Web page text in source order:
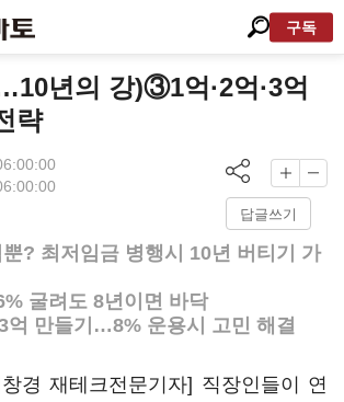
구독
년의 강)③1억·2억·3억
략
답글쓰기
? 최저임금 병행시 10년 버티기 가
굴려도 8년이면 바닥
억 만들기…8% 운용시 고민 해결
경 재테크전문기자] 직장인들이 연